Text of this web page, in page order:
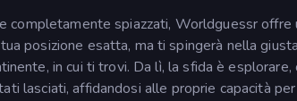
completamente spiazzati, Worldguessr
posizione esatta, ma ti spingerà nella
in cui ti trovi. Da lì, la sfida è
lasciati, affidandosi alle proprie capacità